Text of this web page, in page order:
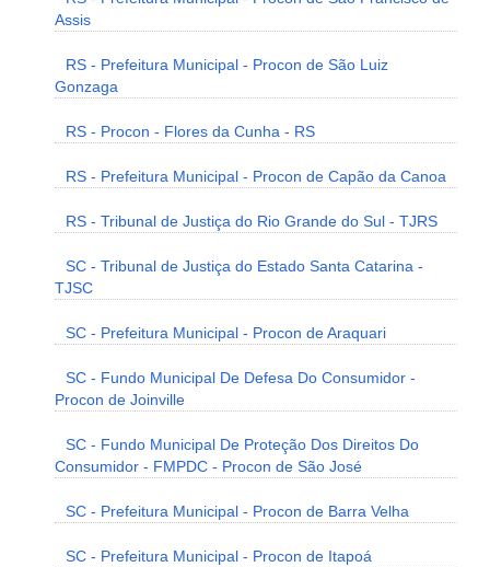
Assis
RS - Prefeitura Municipal - Procon de São Luiz
Gonzaga
RS - Procon - Flores da Cunha - RS
RS - Prefeitura Municipal - Procon de Capão da Canoa
RS - Tribunal de Justiça do Rio Grande do Sul - TJRS
SC - Tribunal de Justiça do Estado Santa Catarina -
TJSC
SC - Prefeitura Municipal - Procon de Araquari
SC - Fundo Municipal De Defesa Do Consumidor -
Procon de Joinville
SC - Fundo Municipal De Proteção Dos Direitos Do
Consumidor - FMPDC - Procon de São José
SC - Prefeitura Municipal - Procon de Barra Velha
SC - Prefeitura Municipal - Procon de Itapoá